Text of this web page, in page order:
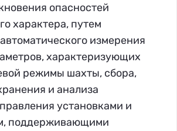
опасностей
характера, путем
измерения
характеризующих
режимы шахты, сбора,
и анализа
установками и
поддерживающими